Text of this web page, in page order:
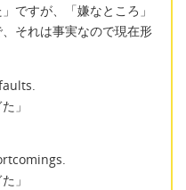
ですが、「嫌なところ」
それは事実なので現在形
」
」